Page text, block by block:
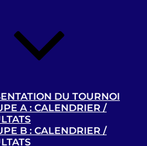
DU TOURNOI
A : CALENDRIER /
B : CALENDRIER /
Pour connaître quels
ils impactent votre
Vous pouvez changer
à tout moment. Vos